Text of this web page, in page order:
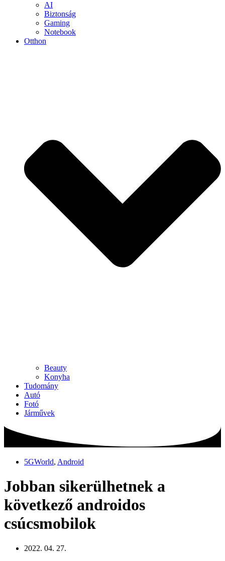
AI
Biztonság
Gaming
Notebook
Otthon
Beauty
Konyha
Tudomány
Autó
Fotó
Járművek
5GWorld, Android
Jobban sikerülhetnek a
következő androidos
csúcsmobilok
2022. 04. 27.